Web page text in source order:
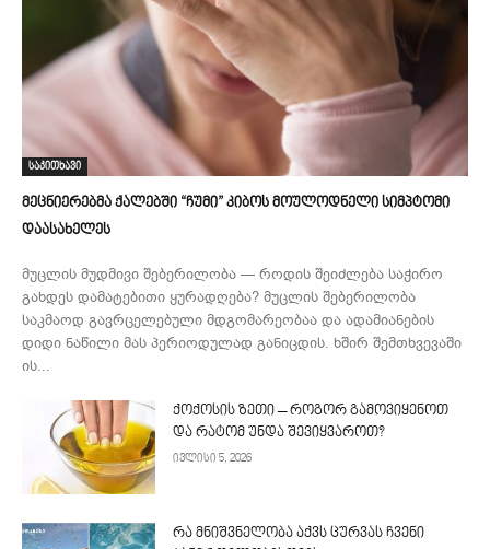
საკითხავი
მეცნიერებმა ქალებში “ჩუმი” კიბოს მოულოდნელი სიმპტომი
დაასახელეს
მუცლის მუდმივი შებერილობა — როდის შეიძლება საჭირო
გახდეს დამატებითი ყურადღება? მუცლის შებერილობა
საკმაოდ გავრცელებული მდგომარეობაა და ადამიანების
დიდი ნაწილი მას პერიოდულად განიცდის. ხშირ შემთხვევაში
ის...
ქოქოსის ზეთი – როგორ გამოვიყენოთ
და რატომ უნდა შევიყვაროთ?
ივლისი 5, 2026
რა მნიშვნელობა აქვს ცურვას ჩვენი